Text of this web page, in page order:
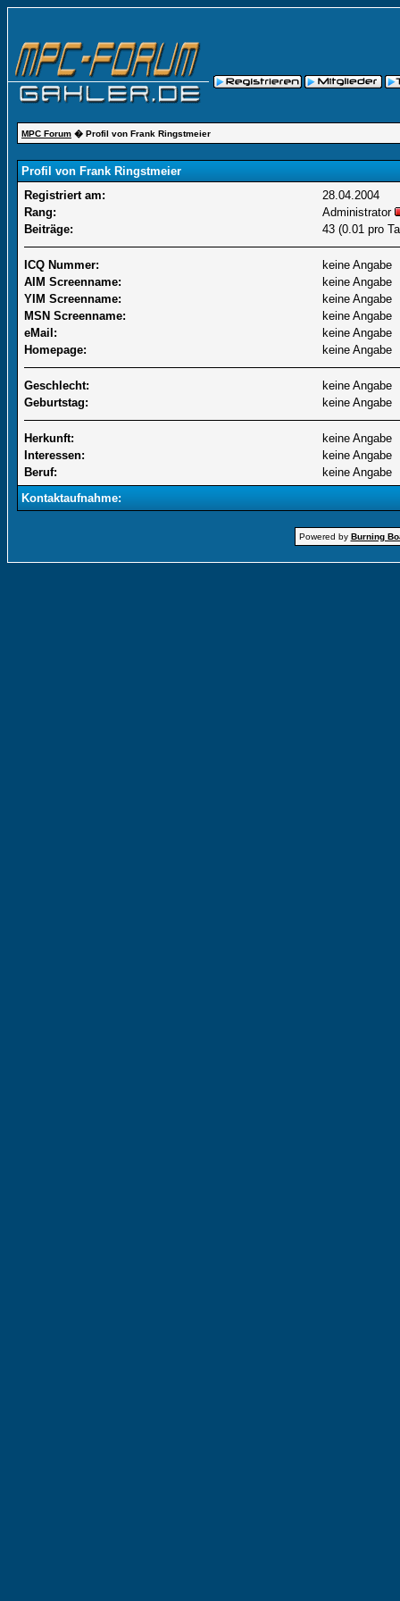
MPC Forum � Profil von Frank Ringstmeier
Profil von Frank Ringstmeier
Registriert am:
28.04.2004
Rang:
Administrator
Beiträge:
43 (0.01 pro
ICQ Nummer:
keine Angabe
AIM Screenname:
keine Angabe
YIM Screenname:
keine Angabe
MSN Screenname:
keine Angabe
eMail:
keine Angabe
Homepage:
keine Angabe
Geschlecht:
keine Angabe
Geburtstag:
keine Angabe
Herkunft:
keine Angabe
Interessen:
keine Angabe
Beruf:
keine Angabe
Kontaktaufnahme:
Powered by Burning